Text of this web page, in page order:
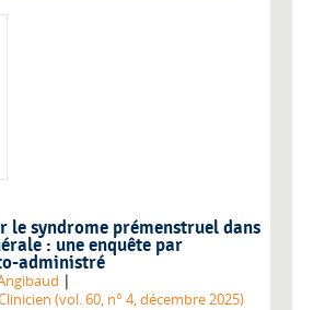
le syndrome prémenstruel dans
: une enquête par
administré
|
(vol. 60, n° 4, décembre 2025)